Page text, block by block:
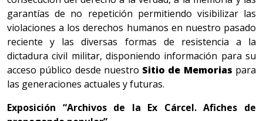
garantías de no repetición permitiendo visibilizar las
violaciones a los derechos humanos en nuestro pasado
reciente y las diversas formas de resistencia a la
dictadura civil militar, disponiendo información para su
acceso público desde nuestro Sitio de Memorias para
las generaciones actuales y futuras.
Exposición “Archivos de la Ex Cárcel. Afiches de